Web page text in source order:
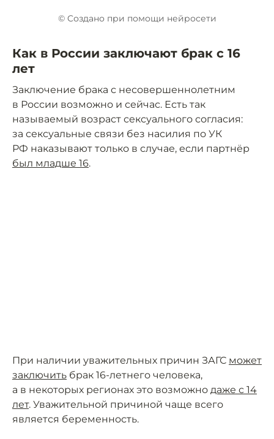
© Cоздано при помощи нейросети
Как в России заключают брак с 16
лет
Заключение брака с несовершеннолетним
в России возможно и сейчас. Есть так
называемый возраст сексуального согласия:
за сексуальные связи без насилия по УК
РФ наказывают только в случае, если партнёр
был младше 16.
При наличии уважительных причин ЗАГС может
заключить брак 16-летнего человека,
а в некоторых регионах это возможно даже с 14
лет. Уважительной причиной чаще всего
является беременность.